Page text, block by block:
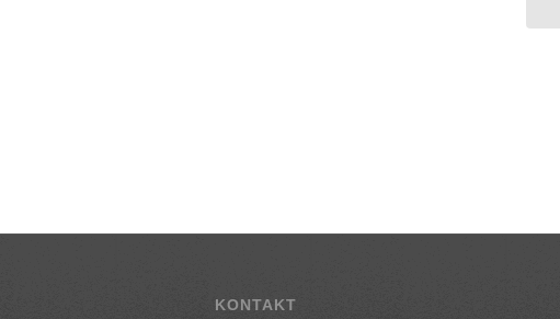
KONTAKT